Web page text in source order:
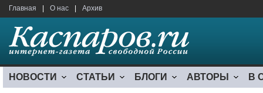
Главная О нас Архив
НОВОСТИ СТАТЬИ БЛОГИ АВТОРЫ В